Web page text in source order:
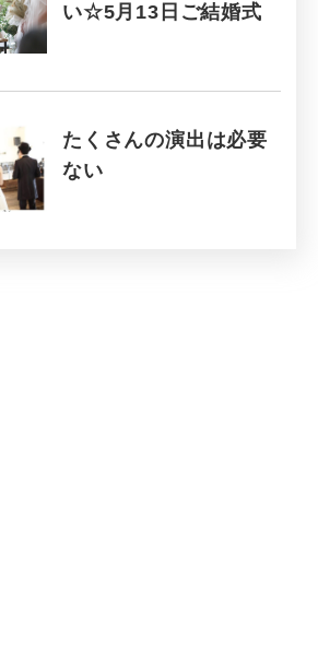
い☆5月13日ご結婚式
たくさんの演出は必要
ない